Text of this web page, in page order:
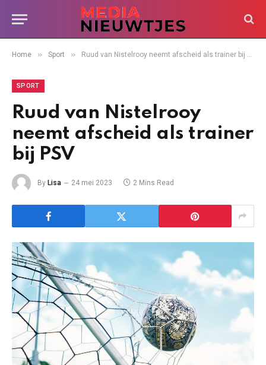
Home » Sport » Ruud van Nistelrooy neemt afscheid als trainer bij PSV
SPORT
Ruud van Nistelrooy
neemt afscheid als trainer
bij PSV
By Lisa 24 mei 2023 2 Mins Read